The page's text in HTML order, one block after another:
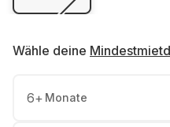
Wähle deine
6+ Monate